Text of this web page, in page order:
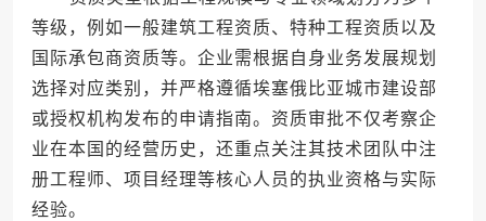
等级，例如一般建筑工程资质、特种工程资质以及
国际承包商资质等。企业需根据自身业务发展规划
选择对应类别，并严格遵循埃塞俄比亚城市建设部
或授权机构发布的申请指南。资质审批不仅考察企
业在本国的经营历史，还重点关注其技术团队中注
册工程师、项目经理等核心人员的执业资格与实际
经验。